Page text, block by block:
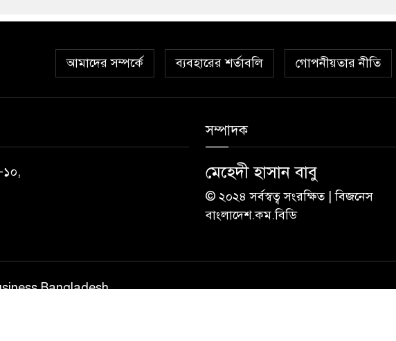
আমাদের সম্পর্কে ব্যবহারের শর্তাবলি গোপনীয়তার নীতি
১০,
সম্পাদক
মেহেদী হাসান বাবু
© ২০২৪ সর্বস্বত্ব সংরক্ষিত | বিজনেস
বাংলাদেশ.কম.বিডি
Bangladesh